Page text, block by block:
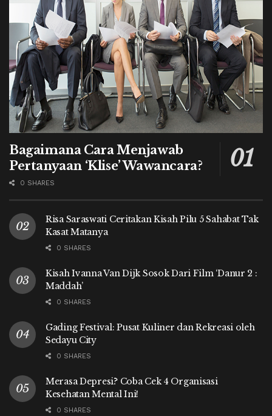
Bagaimana Cara Menjawab
Pertanyaan ‘Klise’ Wawancara?
0 SHARES
Risa Saraswati Ceritakan Kisah Pilu 5 Sahabat Tak
Kasat Matanya
0 SHARES
Kisah Ivanna Van Dijk Sosok Dari Film ‘Danur 2 :
Maddah’
0 SHARES
Gading Festival: Pusat Kuliner dan Rekreasi oleh
Sedayu City
0 SHARES
Merasa Depresi? Coba Cek 4 Organisasi
Kesehatan Mental Ini!
0 SHARES